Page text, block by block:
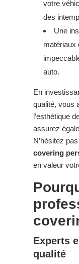
votre
des
Une
matériaux
auto.
En
qualité, vous
l’esthétique
assurez
N’hésitez
covering
en valeur
Experts
qualité